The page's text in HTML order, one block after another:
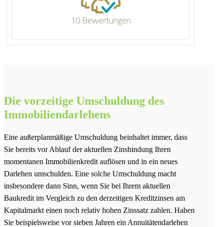
10 Bewertungen
Die vorzeitige Umschuldung des
Immobiliendarlehens
Eine außerplanmäßige Umschuldung beinhaltet immer, dass
Sie bereits vor Ablauf der aktuellen Zinsbindung Ihren
momentanen Immobilienkredit auflösen und in ein neues
Darlehen umschulden. Eine solche Umschuldung macht
insbesondere dann Sinn, wenn Sie bei Ihrem aktuellen
Baukredit im Vergleich zu den derzeitigen Kreditzinsen am
Kapitalmarkt einen noch relativ hohen Zinssatz zahlen. Haben
Sie beispielsweise vor sieben Jahren ein Annuitätendarlehen